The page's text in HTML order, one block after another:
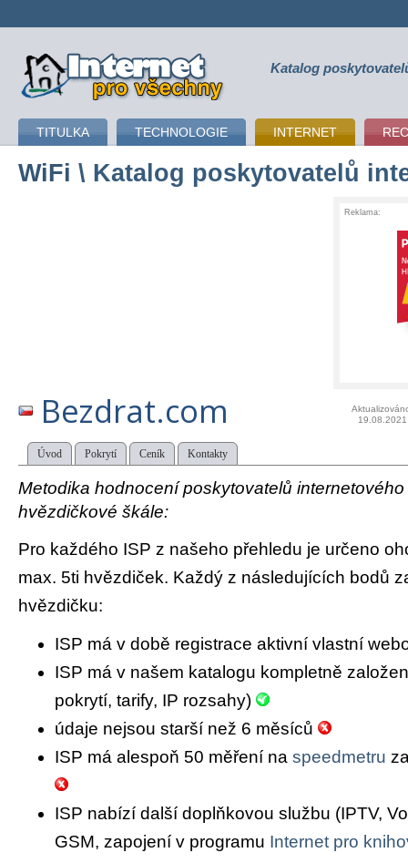
připojení k internetu Katalog
TITULKA TECHNOLOGIE INTERNET
WiFi \ Katalog poskytovatelů
Reklama:
Bezdrat.com
19.08.2021
Úvod Pokrytí Ceník Kontakty
Metodika hodnocení poskytovatelů
hvězdičkové škále:
Pro každého ISP z našeho přehledu je určeno
max. 5ti hvězdiček. Každý z následujících bodů
hvězdičku:
ISP má v době registrace aktivní vlastní
ISP má v našem katalogu kompletně
pokrytí, tarify, IP rozsahy)
údaje nejsou starší než 6 měsíců
ISP má alespoň 50 měření na speedmetru
ISP nabízí další doplňkovou službu (IPTV,
GSM, zapojení v programu Internet pro